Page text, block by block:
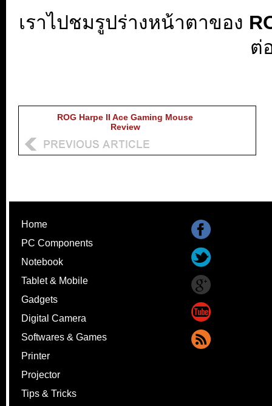
เราไปชมรูปร่างหน้าตาของ
ต่
ROG Harpe II Ace Gaming Mouse
Review
Home
PC Components
Notebook
Tablet & Mobile
Gadgets
Digital Camera
Softwares & Games
Printer
Projector
Tips & Tricks